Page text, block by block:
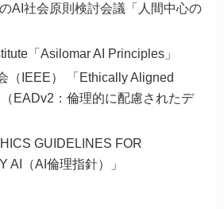
AI社会原則検討会議「人間中心の
「Asilomar AI Principles」
（IEEE） 「Ethically Aligned
EADv2：倫理的に配慮されたデ
GUIDELINES FOR
AI（AI倫理指針）」